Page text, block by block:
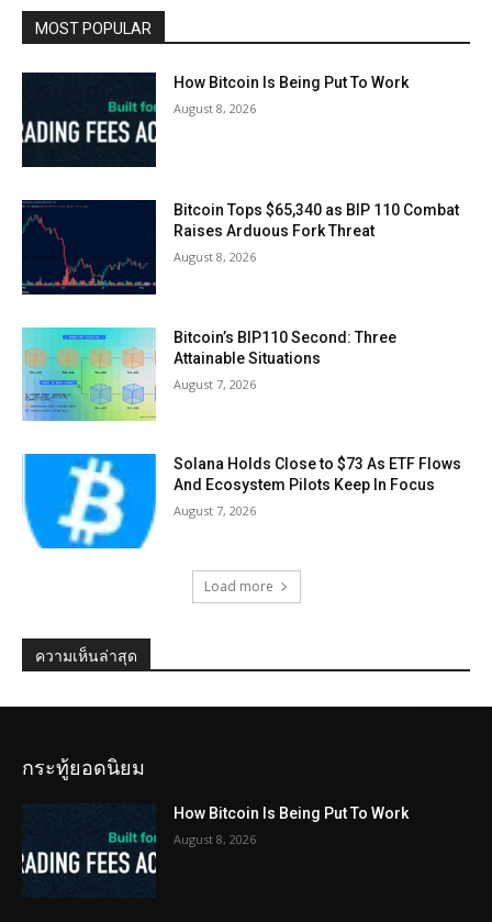
MOST POPULAR
How Bitcoin Is Being Put To Work
August 8, 2026
Bitcoin Tops $65,340 as BIP 110 Combat
Raises Arduous Fork Threat
August 8, 2026
Bitcoin’s BIP110 Second: Three
Attainable Situations
August 7, 2026
Solana Holds Close to $73 As ETF Flows
And Ecosystem Pilots Keep In Focus
August 7, 2026
Load more
ความเห็นล่าสุด
กระทู้ยอดนิยม
How Bitcoin Is Being Put To Work
August 8, 2026